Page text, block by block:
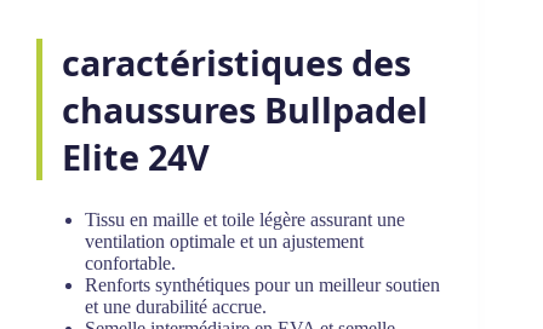
caractéristiques des
chaussures Bullpadel
Elite 24V
Tissu en maille et toile légère assurant une
ventilation optimale et un ajustement
confortable.
Renforts synthétiques pour un meilleur soutien
et une durabilité accrue.